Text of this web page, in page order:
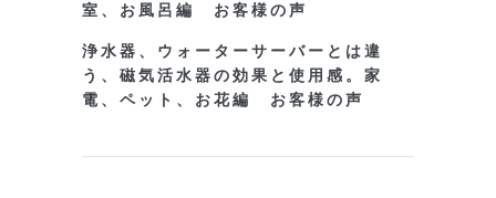
室、お風呂編 お客様の声
浄水器、ウォーターサーバーとは違
う、磁気活水器の効果と使用感。家
電、ペット、お花編 お客様の声